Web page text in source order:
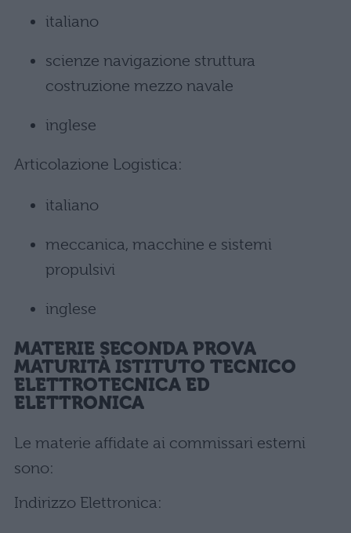
italiano
scienze navigazione struttura
costruzione mezzo navale
inglese
Articolazione Logistica:
italiano
meccanica, macchine e sistemi
propulsivi
inglese
MATERIE SECONDA PROVA
MATURITÀ ISTITUTO TECNICO
ELETTROTECNICA ED
ELETTRONICA
Le materie affidate ai commissari esterni
sono:
Indirizzo Elettronica: